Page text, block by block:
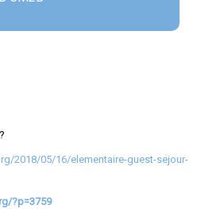
2018/05/16/elementaire-guest-sejour-
?p=3759